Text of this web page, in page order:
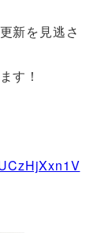
新を見逃さ
す！